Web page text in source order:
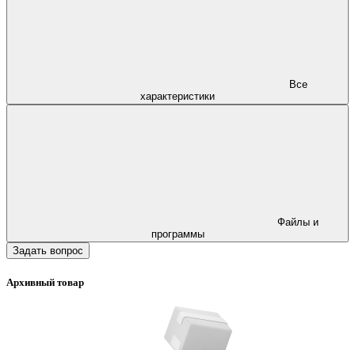
характеристики
программы
Задать вопрос
Архивный товар